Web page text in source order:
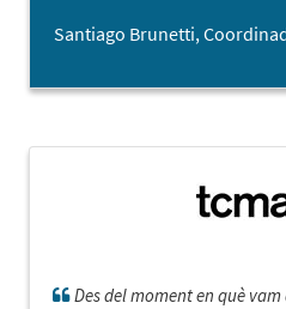
Santiago Brunetti,
Des del moment en què